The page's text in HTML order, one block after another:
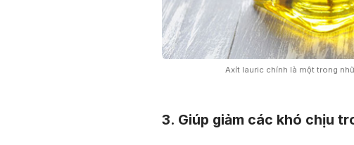
Axít lauric chính là một trong
3. Giúp giảm các khó chịu